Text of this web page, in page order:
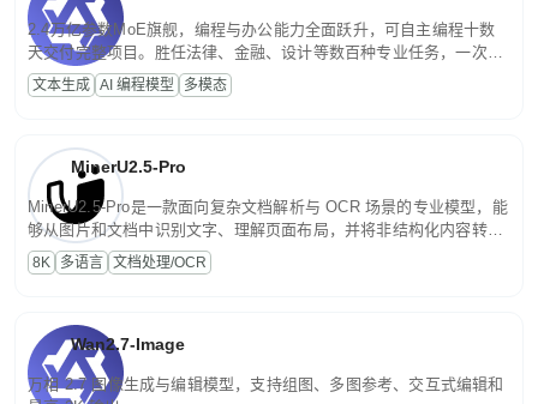
2.4万亿参数MoE旗舰，编程与办公能力全面跃升，可自主编程十数
天交付完整项目。胜任法律、金融、设计等数百种专业任务，一次对
话端到端交付生产级成果。原生视觉理解贯穿规划、执行与验证全流
程，支持超长文档与长视频的深度语义解析。长程任务中自主规划与
文本生成 AI 编程模型 多模态
MinerU2.5-Pro
MinerU2.5-Pro是一款面向复杂文档解析与 OCR 场景的专业模型，能
够从图片和文档中识别文字、理解页面布局，并将非结构化内容转换
为便于存储、检索和二次处理的结构化结果。
8K 多语言 文档处理/OCR
Wan2.7-Image
万相 2.7 图像生成与编辑模型，支持组图、多图参考、交互式编辑和